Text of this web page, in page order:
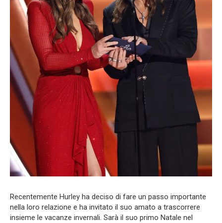
Recentemente Hurley ha deciso di fare un passo importante
nella loro relazione e ha invitato il suo amato a trascorrere
insieme le vacanze invernali. Sarà il suo primo Natale nel